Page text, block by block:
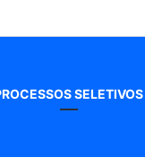
SELETIVOS